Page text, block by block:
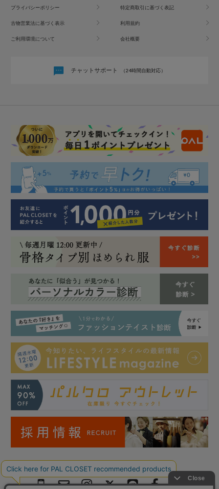
プライバシーポリシー 特定商取引に基づく表記
古物営業法に基づく表示 利用規約
ご利用環境について 会社概要
チャットサポート （24時間自動対応）